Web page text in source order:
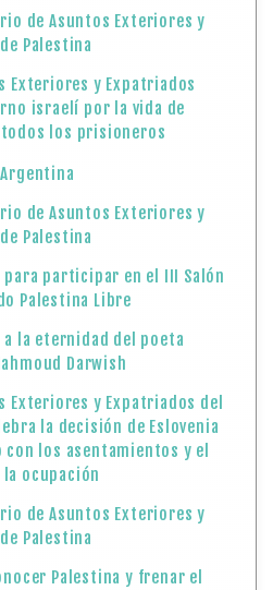
de Asuntos Exteriores y
Palestina
Exteriores y Expatriados
israelí por la vida de
todos los prisioneros
de Asuntos Exteriores y
Palestina
participar en el III Salón
Palestina Libre
a la eternidad del poeta
Darwish
Exteriores y Expatriados del
la decisión de Eslovenia
los asentamientos y el
ocupación
de Asuntos Exteriores y
Palestina
Palestina y frenar el